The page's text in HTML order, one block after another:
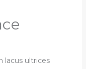
lacus ultrices